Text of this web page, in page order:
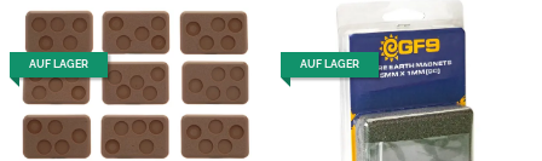
AUF LAGER AUF LAGER